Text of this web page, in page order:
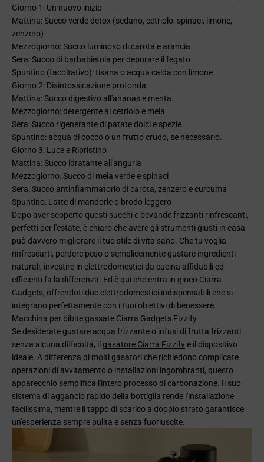
Giorno 1: Un nuovo inizio
Mattina: Succo verde detox (sedano, cetriolo, spinaci, limone,
zenzero)
Mezzogiorno: Succo luminoso di carota e arancia
Sera: Succo di barbabietola per depurare il fegato
Spuntino (facoltativo): tisana o acqua calda con limone
Giorno 2: Disintossicazione profonda
Mattina: Succo digestivo all'ananas e menta
Mezzogiorno: detergente al cetriolo e mela
Sera: Succo rigenerante di patate dolci e spezie
Spuntino: acqua di cocco o un frutto crudo, se necessario.
Giorno 3: Luce e Ripristino
Mattina: Succo idratante all'anguria
Mezzogiorno: Succo di mela verde e spinaci
Sera: Succo antinfiammatorio di carota, zenzero e curcuma
Spuntino: Latte di mandorle o brodo leggero
Dopo aver scoperto questi succhi e bevande frizzanti rinfrescanti,
perfetti per l'estate, è chiaro che avere gli strumenti giusti in casa
può davvero migliorare il tuo stile di vita sano. Che tu voglia
rinfrescarti, perdere peso o semplicemente gustare ingredienti
naturali, investire in elettrodomestici da cucina affidabili ed
efficienti fa la differenza. Ed è qui che entra in gioco Ciarra
Gadgets, offrendoti due elettrodomestici indispensabili che si
integrano perfettamente con i tuoi obiettivi di benessere.
Macchina per bibite gassate Ciarra Gadgets Fizzify
Se desiderate gustare acqua frizzante o infusi di frutta frizzanti
senza alcuna difficoltà, il gasatore Ciarra Fizzify è il dispositivo
ideale. A differenza di molti gasatori che richiedono complicate
operazioni di avvitamento o installazioni ingombranti, questo
apparecchio semplifica l'intero processo di carbonazione. Il suo
sistema di aggancio rapido della bottiglia rende l'installazione
facilissima, mentre il tappo di scarico a doppio strato garantisce
un'esperienza sempre pulita e senza fuoriuscite.